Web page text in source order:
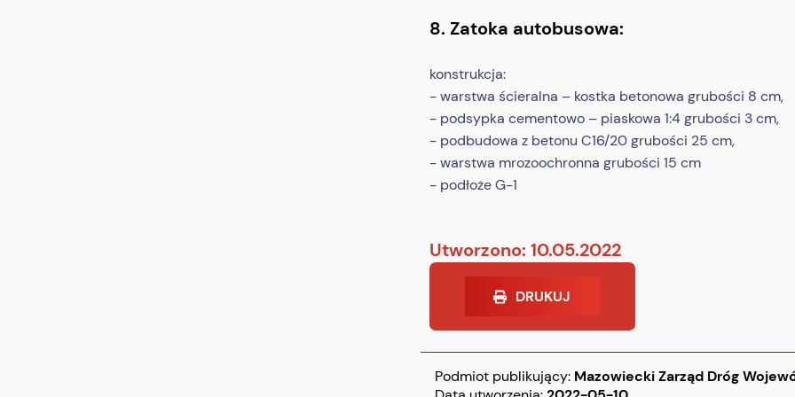
8. Zatoka autobusowa:
konstrukcja:
- warstwa ścieralna – kostka betonowa grubości 8 cm,
- podsypka cementowo – piaskowa 1:4 grubości 3 cm,
- podbudowa z betonu C16/20 grubości 25 cm,
- warstwa mrozoochronna grubości 15 cm
- podłoże G-1
Utworzono: 10.05.2022
DRUKUJ
Podmiot publikujący: Mazowiecki Zarząd Dróg